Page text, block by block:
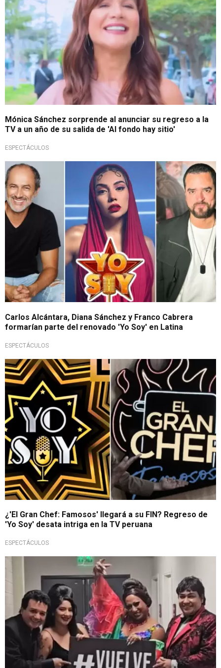
Mónica Sánchez sorprende al anunciar su regreso a la
TV a un año de su salida de 'Al fondo hay sitio'
ESPECTÁCULOS
¡Bombazo!
Carlos Alcántara, Diana Sánchez y Franco Cabrera
formarían parte del renovado 'Yo Soy' en Latina
ESPECTÁCULOS
Esto se sabe
¿'El Gran Chef: Famosos' llegará a su FIN? Regreso de
'Yo Soy' desata intriga en la TV peruana
ESPECTÁCULOS